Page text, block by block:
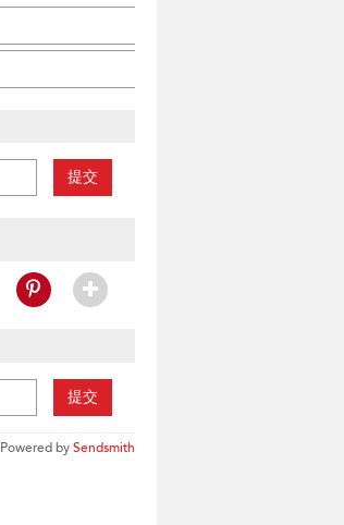
提交
提交
Powered bySendsmith